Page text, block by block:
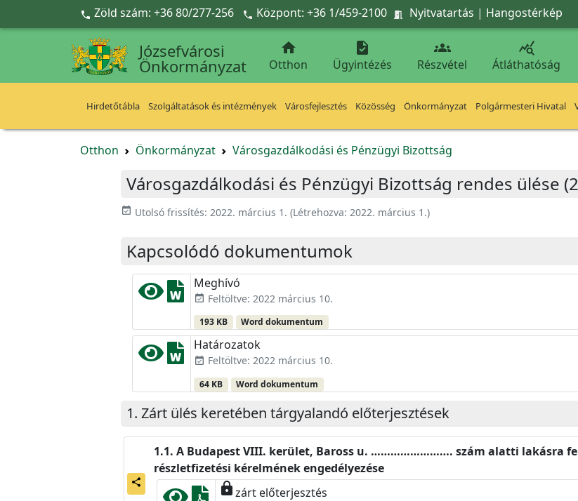
Ugrás a fő tartalomra
 Zöld szám: +36 80/277-256  Központ: +36 1/459-2100  Nyitvatartás | Hangostérkép
Józsefvárosi
Önkormányzat

Otthon

Ügyintézés

Részvétel

Átláthatóság
Hirdetőtábla Szolgáltatások és intézmények Városfejlesztés Közösség Önkormányzat Polgármesteri Hivatal
Otthon Önkormányzat Városgazdálkodási és Pénzügyi Bizottság
Városgazdálkodási és Pénzügyi Bizottság rendes ülése
event_available Utolsó frissítés: 2022. március 1. (Létrehozva: 2022. március 1.)
Kapcsolódó dokumentumok
Meghívó
event_available Feltöltve: 2022 március 10.
193 KB Word dokumentum
Határozatok
event_available Feltöltve: 2022 március 10.
64 KB Word dokumentum
Zárt ülés keretében tárgyalandó előterjesztések
share
A Budapest VIII. kerület, Baross u. ……………………. szám alatti lakásra
részletfizetési kérelmének engedélyezése
lockzárt előterjesztés